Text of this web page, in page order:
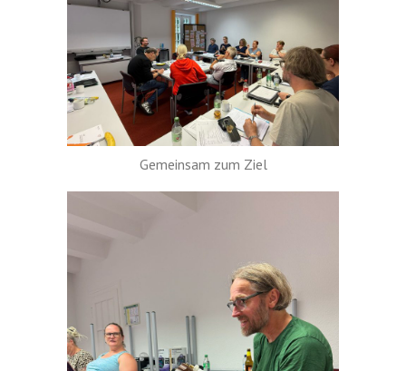
Gemeinsam zum Ziel